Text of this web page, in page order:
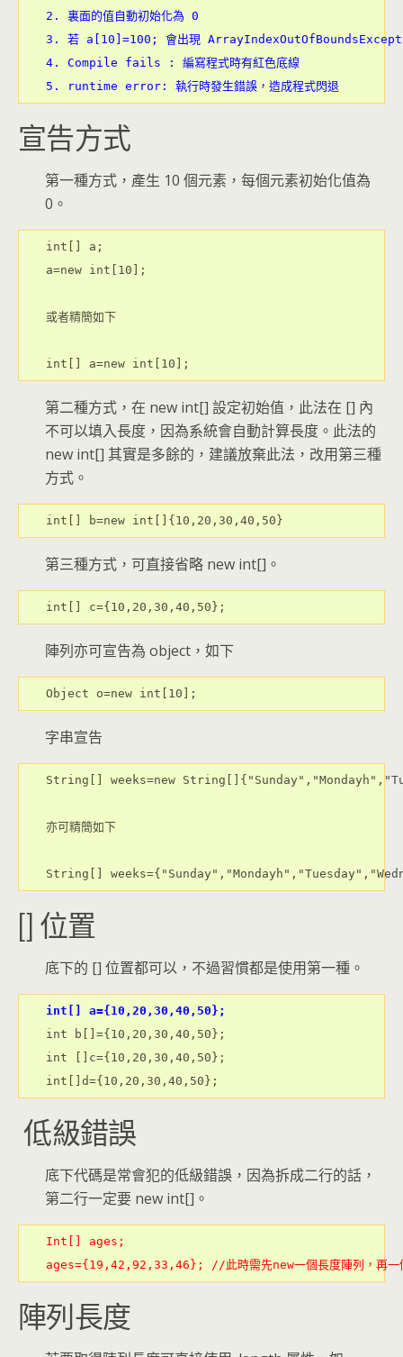
2. 裏面的值自動初始化為 0
3. 若 a[10]=100; 會出現
4. Compile fails : 編寫程式時有紅色底線
5. runtime error: 執行時發生錯誤，造成程式閃退
宣告方式
第一種方式，產生 10 個元素，每個元素初始化值為
0。
int[] a;
a=new int[10];
或者精簡如下
第二種方式，在 new int[] 設定初始值，此法在 [] 內
不可以填入長度，因為系統會自動計算長度。此法的
new int[] 其實是多餘的，建議放棄此法，改用第三種
方式。
int[] b=new int[]{10,20,30,40,50}
第三種方式，可直接省略 new int[]。
int[] c={10,20,30,40,50};
陣列亦可宣告為 object，如下
Object o=new int[10];
字串宣告
String[] weeks=new
亦可精簡如下
[] 位置
底下的 [] 位置都可以，不過習慣都是使用第一種。
int[] a={10,20,30,40,50};
int b[]={10,20,30,40,50};
int []c={10,20,30,40,50};
低級錯誤
底下代碼是常會犯的低級錯誤，因為拆成二行的話，
第二行一定要 new int[]。
Int[] ages;
ages={19,42,92,33,46}; //此時需先new一個長度陣列，再一
陣列長度